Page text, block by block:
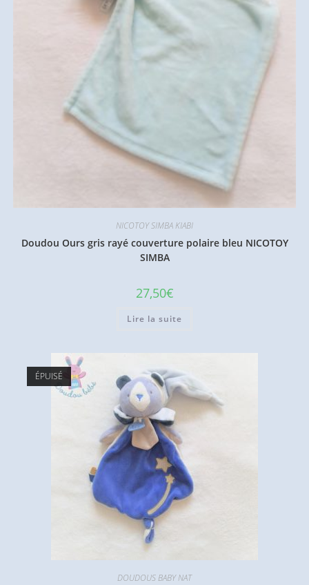
NICOTOY SIMBA KIABI
Doudou Ours gris rayé couverture polaire bleu NICOTOY
SIMBA
27,50€
Lire la suite
ÉPUISÉ
DOUDOUS BABY NAT